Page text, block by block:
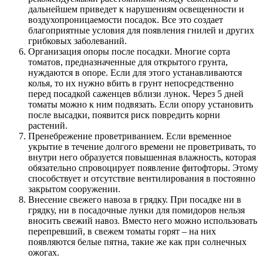
дальнейшем приведет к нарушениям освещенности и
воздухопроницаемости посадок. Все это создает
благоприятные условия для появления гнилей и других
грибковых заболеваний.
Организация опоры после посадки. Многие сорта
томатов, предназначенные для открытого грунта,
нуждаются в опоре. Если для этого устанавливаются
колья, то их нужно вбить в грунт непосредственно
перед посадкой саженцев вблизи лунок. Через 5 дней
томаты можно к ним подвязать. Если опору установить
после высадки, появится риск повредить корни
растений.
Пренебрежение проветриванием. Если временное
укрытие в течение долгого времени не проветривать, то
внутри него образуется повышенная влажность, которая
обязательно спровоцирует появление фитофторы. Этому
способствует и отсутствие вентилирования в постоянно
закрытом сооружении.
Внесение свежего навоза в грядку. При посадке ни в
грядку, ни в посадочные лунки для помидоров нельзя
вносить свежий навоз. Вместо него можно использовать
перепревший, в свежем томаты горят – на них
появляются белые пятна, такие же как при солнечных
ожогах.